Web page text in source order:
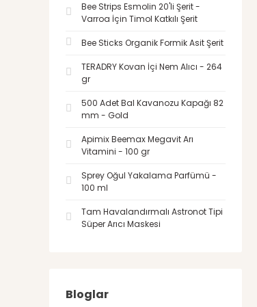
Bee Strips Esmolin 20'li Şerit -
Varroa İçin Timol Katkılı Şerit
Bee Sticks Organik Formik Asit Şerit
TERADRY Kovan İçi Nem Alıcı - 264
gr
500 Adet Bal Kavanozu Kapağı 82
mm - Gold
Apimix Beemax Megavit Arı
Vitamini - 100 gr
Sprey Oğul Yakalama Parfümü -
100 ml
Tam Havalandırmalı Astronot Tipi
Süper Arıcı Maskesi
Bloglar